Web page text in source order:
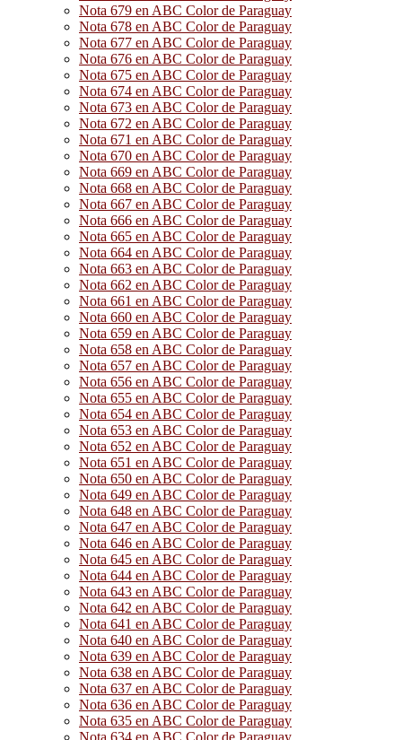
Nota 679 en ABC Color de Paraguay
Nota 678 en ABC Color de Paraguay
Nota 677 en ABC Color de Paraguay
Nota 676 en ABC Color de Paraguay
Nota 675 en ABC Color de Paraguay
Nota 674 en ABC Color de Paraguay
Nota 673 en ABC Color de Paraguay
Nota 672 en ABC Color de Paraguay
Nota 671 en ABC Color de Paraguay
Nota 670 en ABC Color de Paraguay
Nota 669 en ABC Color de Paraguay
Nota 668 en ABC Color de Paraguay
Nota 667 en ABC Color de Paraguay
Nota 666 en ABC Color de Paraguay
Nota 665 en ABC Color de Paraguay
Nota 664 en ABC Color de Paraguay
Nota 663 en ABC Color de Paraguay
Nota 662 en ABC Color de Paraguay
Nota 661 en ABC Color de Paraguay
Nota 660 en ABC Color de Paraguay
Nota 659 en ABC Color de Paraguay
Nota 658 en ABC Color de Paraguay
Nota 657 en ABC Color de Paraguay
Nota 656 en ABC Color de Paraguay
Nota 655 en ABC Color de Paraguay
Nota 654 en ABC Color de Paraguay
Nota 653 en ABC Color de Paraguay
Nota 652 en ABC Color de Paraguay
Nota 651 en ABC Color de Paraguay
Nota 650 en ABC Color de Paraguay
Nota 649 en ABC Color de Paraguay
Nota 648 en ABC Color de Paraguay
Nota 647 en ABC Color de Paraguay
Nota 646 en ABC Color de Paraguay
Nota 645 en ABC Color de Paraguay
Nota 644 en ABC Color de Paraguay
Nota 643 en ABC Color de Paraguay
Nota 642 en ABC Color de Paraguay
Nota 641 en ABC Color de Paraguay
Nota 640 en ABC Color de Paraguay
Nota 639 en ABC Color de Paraguay
Nota 638 en ABC Color de Paraguay
Nota 637 en ABC Color de Paraguay
Nota 636 en ABC Color de Paraguay
Nota 635 en ABC Color de Paraguay
Nota 634 en ABC Color de Paraguay